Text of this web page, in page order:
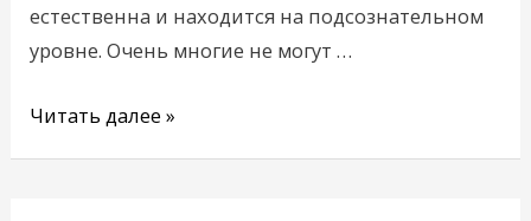
естественна и находится на подсознательном
уровне. Очень многие не могут …
и
развития?
Читать далее »